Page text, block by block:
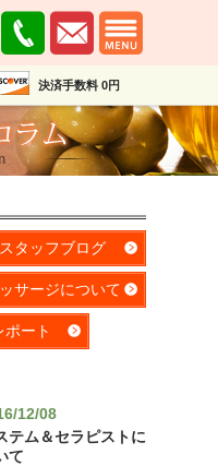
決済手数料 0円
スタッフブログ
サージについて
ート
12/08
テム＆セラピストに
て